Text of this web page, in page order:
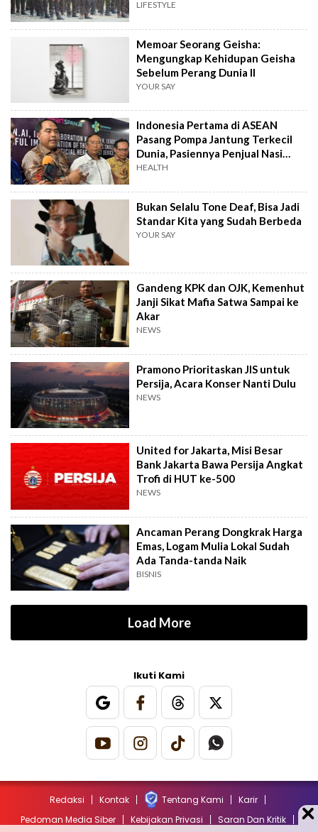
LIFESTYLE
Memoar Seorang Geisha:
Mengungkap Kehidupan Geisha
Sebelum Perang Dunia II
YOUR SAY
Indonesia Pertama di ASEAN
Pasang Pompa Jantung Terkecil
Dunia, Pasiennya Penjual Nasi
Uduk
HEALTH
Bukan Selalu Tone Deaf, Bisa Jadi
Standar Kita yang Sudah Berbeda
YOUR SAY
Gandeng KPK dan OJK, Kemenhut
Janji Sikat Mafia Satwa Sampai ke
Akar
NEWS
Pramono Prioritaskan JIS untuk
Persija, Acara Konser Nanti Dulu
NEWS
United for Jakarta, Misi Besar
Bank Jakarta Bawa Persija Angkat
Trofi di HUT ke-500
NEWS
Ancaman Perang Dongkrak Harga
Emas, Logam Mulia Lokal Sudah
Ada Tanda-tanda Naik
BISNIS
Load More
Ikuti Kami
Redaksi Kontak Tentang Kami
Karir
Pedoman Media Siber
Kebijakan Privasi Saran Dan Kritik